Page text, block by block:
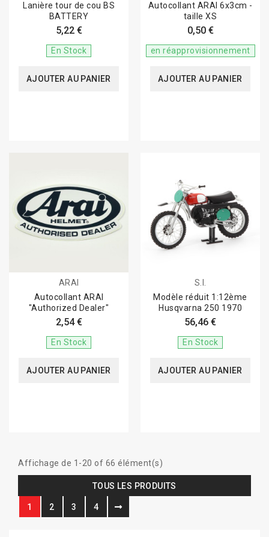
Lanière tour de cou BS
BATTERY
5,22 €
En Stock
AJOUTER AU PANIER
Autocollant ARAI 6x3cm -
taille XS
0,50 €
en réapprovisionnement
AJOUTER AU PANIER
ARAI
Autocollant ARAI
"Authorized Dealer"
2,54 €
En Stock
AJOUTER AU PANIER
S.I.
Modèle réduit 1:12ème
Husqvarna 250 1970
56,46 €
En Stock
AJOUTER AU PANIER
Affichage de 1-20 of 66 élément(s)
TOUS LES PRODUITS
1 2 3 4